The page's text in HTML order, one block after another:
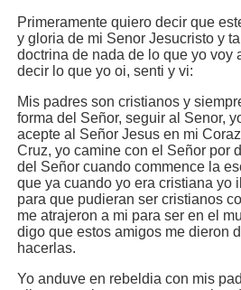
Primeramente quiero decir que
y gloria de mi Senor Jesucristo y
doctrina de nada de lo que yo voy
decir lo que yo oi, senti y vi:
Mis padres son cristianos y
forma del Señor, seguir al Senor,
acepte al Señor Jesus en mi
Cruz, yo camine con el Señor por
del Señor cuando commence la
que ya cuando yo era cristiana yo
para que pudieran ser cristianos
me atrajeron a mi para ser en el
digo que estos amigos me dieron
hacerlas.
Yo anduve en rebeldia con mis